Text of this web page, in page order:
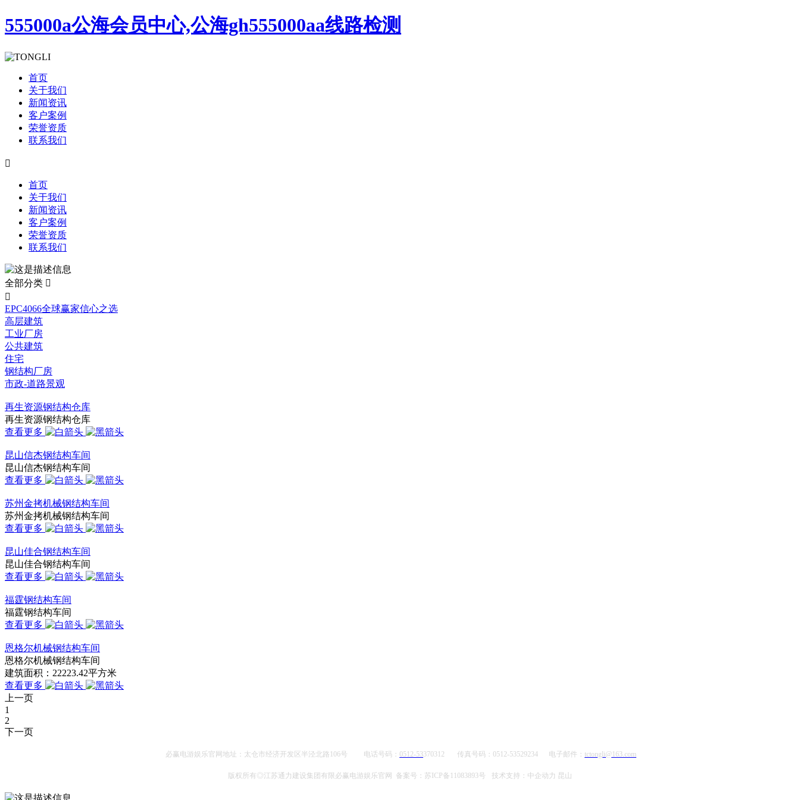
555000a公海会员中心,公海gh555000aa线路检测
首页
关于我们
新闻资讯
客户案例
荣誉资质
联系我们

首页
关于我们
新闻资讯
客户案例
荣誉资质
联系我们
全部分类 

EPC4066全球赢家信心之选
高层建筑
工业厂房
公共建筑
住宅
钢结构厂房
市政-道路景观
再生资源钢结构仓库
再生资源钢结构仓库
查看更多
昆山信杰钢结构车间
昆山信杰钢结构车间
查看更多
苏州金拷机械钢结构车间
苏州金拷机械钢结构车间
查看更多
昆山佳合钢结构车间
昆山佳合钢结构车间
查看更多
福霆钢结构车间
福霆钢结构车间
查看更多
恩格尔机械钢结构车间
恩格尔机械钢结构车间
建筑面积：22223.42平方米
查看更多
上一页
1
2
下一页
必赢电游娱乐官网地址：太仓市经济开发区半泾北路106号 电话号码： 0512-53370312 传真号码：0512-53529234 电子邮件： tctongli@163.com
版权所有◎江苏通力建设集团有限必赢电游娱乐官网 备案号：苏ICP备11083893号 技术支持： 中企动力 昆山